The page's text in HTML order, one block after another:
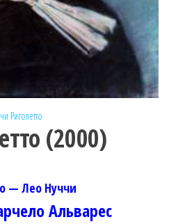
Риголетто
(2000)
— Лео Нуччи
Альварес